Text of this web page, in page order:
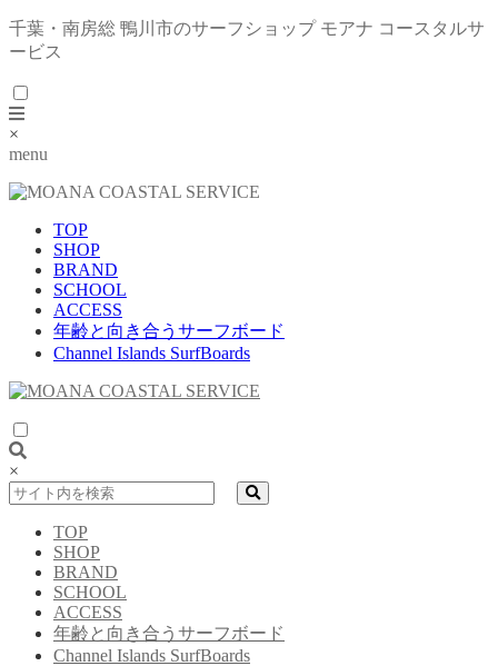
千葉・南房総 鴨川市のサーフショップ モアナ コースタルサ
ービス
×
menu
TOP
SHOP
BRAND
SCHOOL
ACCESS
年齢と向き合うサーフボード
Channel Islands SurfBoards
×
TOP
SHOP
BRAND
SCHOOL
ACCESS
年齢と向き合うサーフボード
Channel Islands SurfBoards